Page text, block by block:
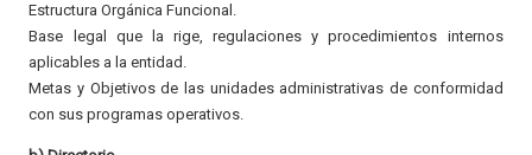
Estructura Orgánica Funcional.
Base legal que la rige, regulaciones y procedimientos internos
aplicables a la entidad.
Metas y Objetivos de las unidades administrativas de conformidad
con sus programas operativos.